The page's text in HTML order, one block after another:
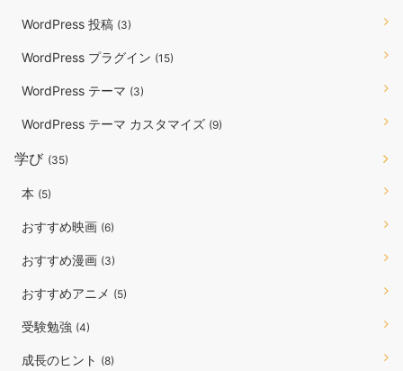
WordPress 投稿 (3)
WordPress プラグイン (15)
WordPress テーマ (3)
WordPress テーマ カスタマイズ (9)
学び (35)
本 (5)
おすすめ映画 (6)
おすすめ漫画 (3)
おすすめアニメ (5)
受験勉強 (4)
成長のヒント (8)